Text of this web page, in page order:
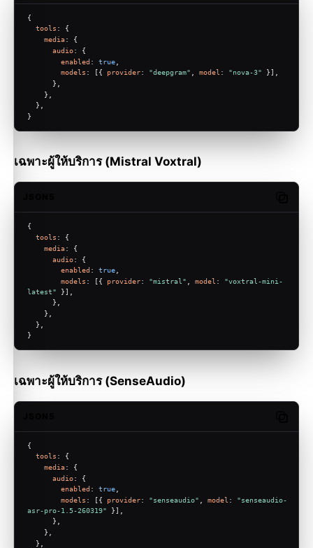
{
tools : {
media: {
audio: {
enabled : true
models : [{ provider: "deepgram" model : "nova-3" }],
      },
    },
  },
}
เฉพาะผู้ให้บริการ (Mistral Voxtral)
{
tools : {
media: {
audio: {
enabled : true
models : [{ provider: "mistral" model : "voxtral-mini-
latest" }],
      },
    },
  },
}
เฉพาะผู้ให้บริการ (SenseAudio)
{
tools : {
media: {
audio: {
enabled : true,
models : [{ provider: "senseaudio" model : "senseaudio-
asr-pro-1.5-260319" }],
      },
    },
  },